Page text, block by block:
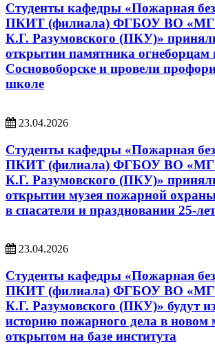
Студенты кафедры «Пожарная
ПКИТ (филиала) ФГБОУ ВО
К.Г. Разумовского (ПКУ)»
открытии памятника огнеборцам
Сосновоборске и провели
школе
23.04.2026
Студенты кафедры «Пожарная
ПКИТ (филиала) ФГБОУ ВО
К.Г. Разумовского (ПКУ)»
открытии музея пожарной
в спасатели и праздновании 25-
23.04.2026
Студенты кафедры «Пожарная
ПКИТ (филиала) ФГБОУ ВО
К.Г. Разумовского (ПКУ)» будут
историю пожарного дела в новом
открытом на базе института